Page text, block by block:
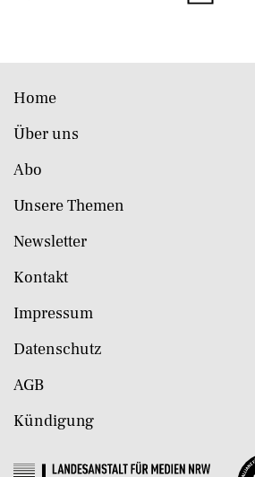
Home
Über uns
Abo
Unsere Themen
Newsletter
Kontakt
Impressum
Datenschutz
AGB
Kündigung